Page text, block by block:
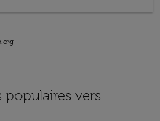
populaires vers